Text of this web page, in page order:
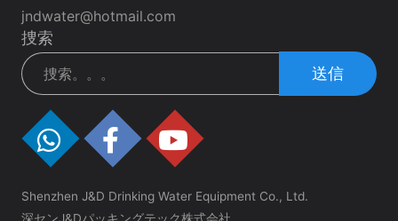
jndwater@hotmail.com
捜索
送信
Shenzhen J&D Drinking Water Equipment Co., Ltd.